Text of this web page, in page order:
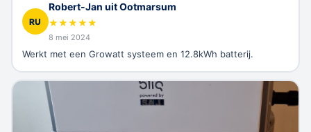
RU
Robert-Jan uit Ootmarsum
★★★★★
8 mei 2024
Werkt met een Growatt systeem en 12.8kWh batterij.